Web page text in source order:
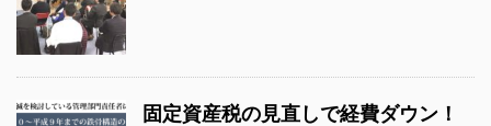
固定資産税の見直しで経費ダウン！